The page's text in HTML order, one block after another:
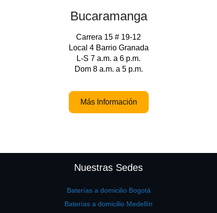
Bucaramanga
Carrera 15 # 19-12
Local 4 Barrio Granada
L-S 7 a.m. a 6 p.m.
Dom 8 a.m. a 5 p.m.
Más Información
Nuestras Sedes
Baterías a domicilio Bogotá
Baterías a domicilio Medellín